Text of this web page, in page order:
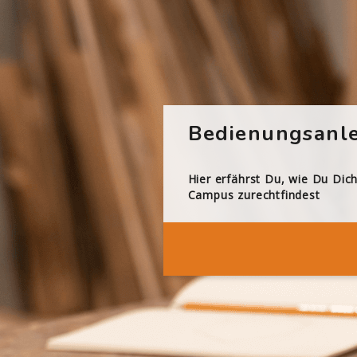
Hier erfährst Du, wie Du
Campus zurechtfindest